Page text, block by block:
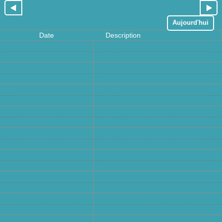
Aujourd'hui
Date Description